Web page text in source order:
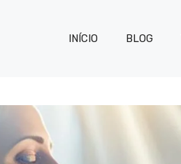
INÍCIO BLOG